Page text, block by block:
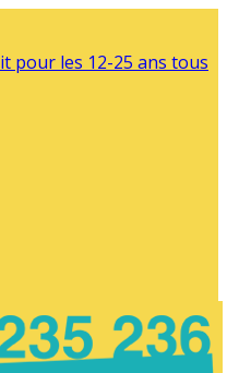
pour les 12-25 ans tous